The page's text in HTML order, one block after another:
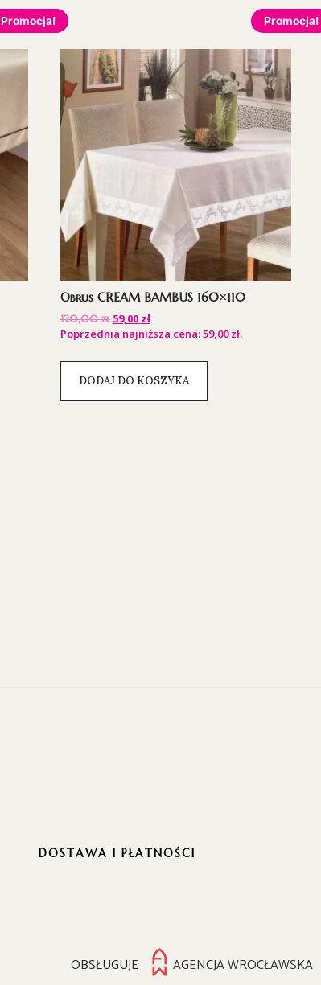
Promocja! Promocja!
Obrus CREAM BAMBUS 160×110
120,00zł 59,00 zł
Poprzednia najniższa cena:59,00zł.
DODAJ DO KOSZYKA
DOSTAWA I PŁATNOŚCI
OBSŁUGUJE AGENCJA WROCŁAWSKA